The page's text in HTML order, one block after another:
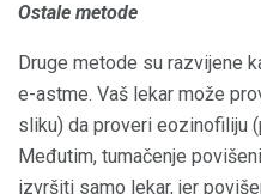
Ostale metode
Druge metode su razvijene
e-astme. Vaš lekar može
sliku) da proveri eozinofiliju
Međutim, tumačenje
izvršiti samo lekar, jer